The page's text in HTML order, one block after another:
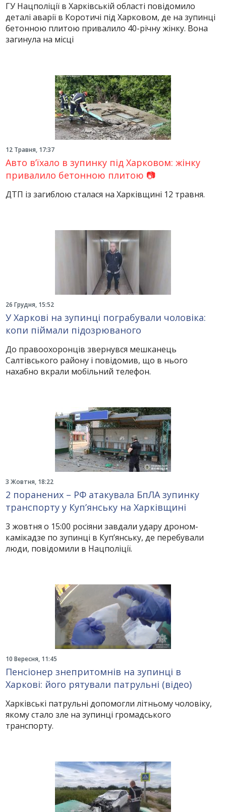
ГУ Нацполіції в Харківській області повідомило
деталі аварії в Коротичі під Харковом, де на зупинці
бетонною плитою привалило 40-річну жінку. Вона
загинула на місці
12 Травня, 17:37
Авто в’їхало в зупинку під Харковом: жінку
привалило бетонною плитою 📷
ДТП із загиблою сталася на Харківщині 12 травня.
26 Грудня, 15:52
У Харкові на зупинці пограбували чоловіка:
копи піймали підозрюваного
До правоохоронців звернувся мешканець
Салтівського району і повідомив, що в нього
нахабно вкрали мобільний телефон.
3 Жовтня, 18:22
2 поранених – РФ атакувала БпЛА зупинку
транспорту у Купʼянську на Харківщині
3 жовтня о 15:00 росіяни завдали удару дроном-
камікадзе по зупинці в Куп’янську, де перебували
люди, повідомили в Нацполіції.
10 Вересня, 11:45
Пенсіонер знепритомнів на зупинці в
Харкові: його рятували патрульні (відео)
Харківські патрульні допомогли літньому чоловіку,
якому стало зле на зупинці громадського
транспорту.